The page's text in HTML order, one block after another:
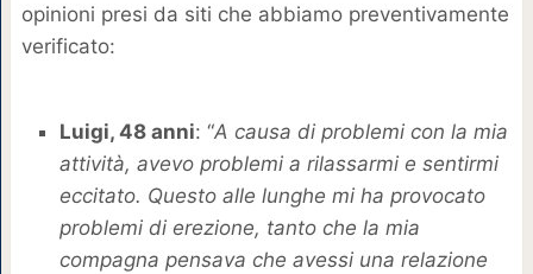
opinioni presi da siti che abbiamo preventivamente
verificato:
Luigi, 48 anni: “A causa di problemi con la mia
attività, avevo problemi a rilassarmi e sentirmi
eccitato. Questo alle lunghe mi ha provocato
problemi di erezione, tanto che la mia
compagna pensava che avessi una relazione